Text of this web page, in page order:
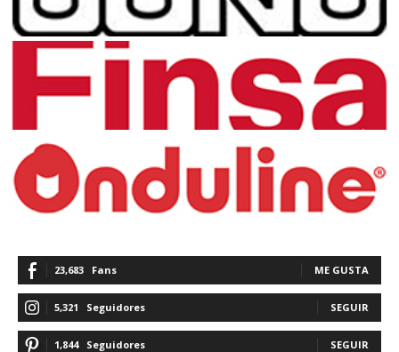
23,683 Fans ME GUSTA
5,321 Seguidores SEGUIR
1,844 Seguidores SEGUIR